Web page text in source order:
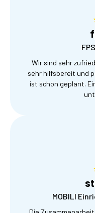
Wir sind sehr
sehr hilfsbereit und
ist schon geplant.
MOBILI